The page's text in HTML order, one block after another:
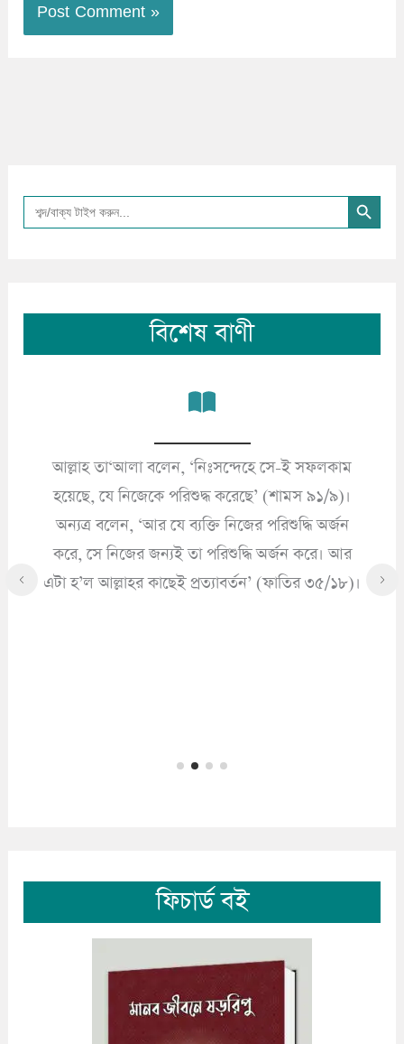
Search
for:
Search Button
বিশেষ বাণী
আল্লাহ তা‘আলা বলেন, ‘নিঃসন্দেহে সে-ই সফলকাম
হয়েছে, যে নিজেকে পরিশুদ্ধ করেছে’ (শামস ৯১/৯)।
অন্যত্র বলেন, ‘আর যে ব্যক্তি নিজের পরিশুদ্ধি অর্জন
করে, সে নিজের জন্যই তা পরিশুদ্ধি অর্জন করে। আর
এটা হ’ল আল্লাহর কাছেই প্রত্যাবর্তন’ (ফাতির ৩৫/১৮)।
ফিচার্ড বই